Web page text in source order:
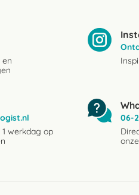
en
werkdag op
06-